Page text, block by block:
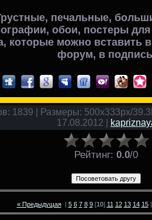
печальные,
обои, постеры
которые можно вставить в
форум, в
1839 | Размеры: 500x333px/
17.08.2012 |
Рейтинг: 0.0/0
« Предыдущая| 5 6 7 8 9[10] 11 12 13 14 15